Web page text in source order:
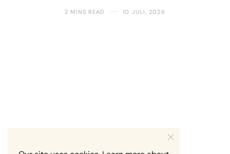
2 MINS READ 10 JULI, 2026